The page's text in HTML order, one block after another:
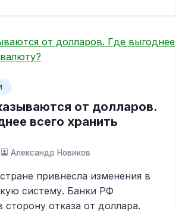
от долларов.
всего хранить
Александр Новиков
привнесла изменения в
систему. Банки РФ
сторону отказа от доллара.